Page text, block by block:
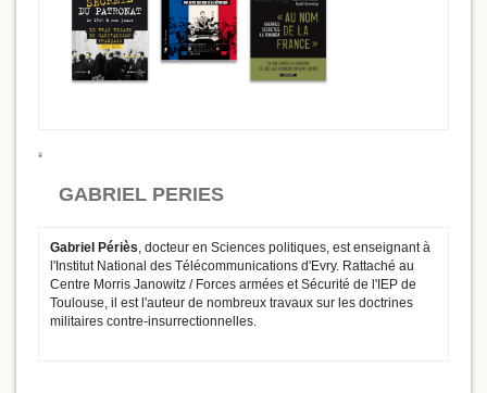
GABRIEL PERIES
Gabriel Périès, docteur en Sciences politiques, est enseignant à
l'Institut National des Télécommunications d'Evry. Rattaché au
Centre Morris Janowitz / Forces armées et Sécurité de l'IEP de
Toulouse, il est l'auteur de nombreux travaux sur les doctrines
militaires contre-insurrectionnelles.